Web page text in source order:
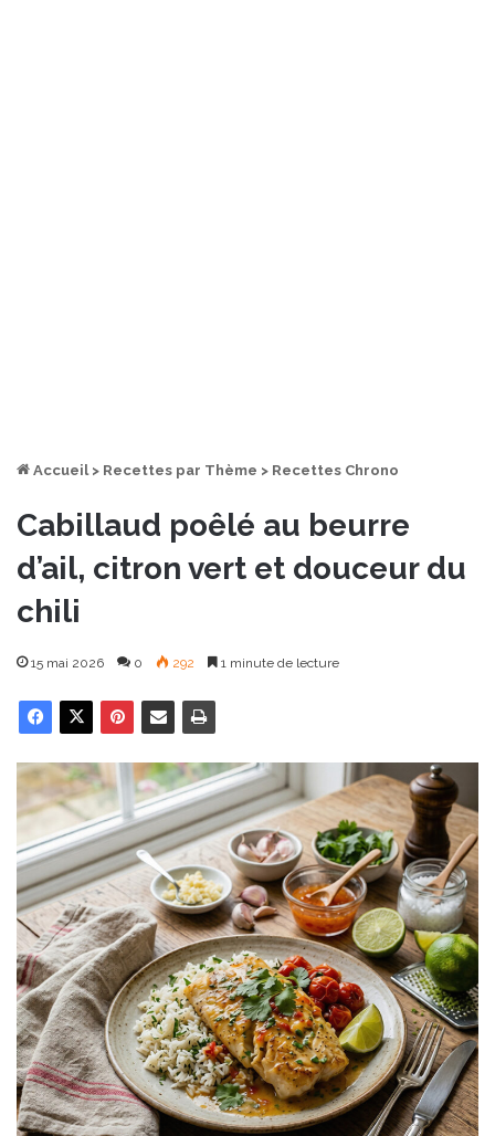
Accueil > Recettes par Thème > Recettes Chrono
Cabillaud poêlé au beurre
d’ail, citron vert et douceur du
chili
15 mai 2026 0 292 1 minute de lecture